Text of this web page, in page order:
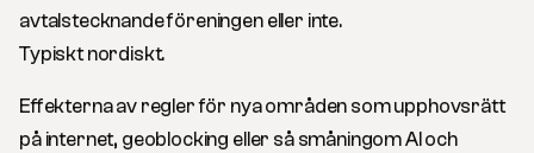
avtalstecknande föreningen eller inte.
Typiskt nordiskt.
Effekterna av regler för nya områden som upphovsrätt
på internet, geoblocking eller så småningom AI och